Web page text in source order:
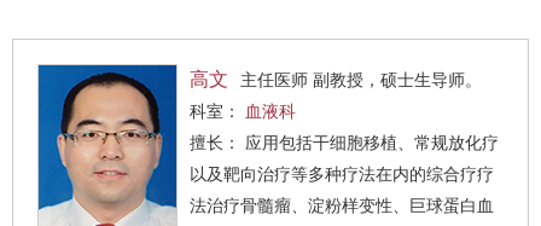
高文
主任医师 副教授，硕士生导师。
科室：
血液科
擅长： 应用包括干细胞移植、常规放化疗
以及靶向治疗等多种疗法在内的综合疗疗
法治疗骨髓瘤、淀粉样变性、巨球蛋白血